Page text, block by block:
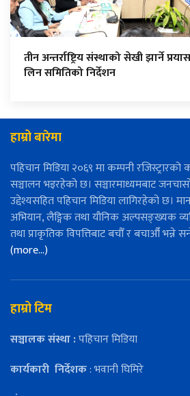
तीन अन्तर्राष्ट्रिय संस्थाको सेखी झार्ने
लिन समितिको निर्देशन
हाम्रो बारेमा
पहिचान मिडिया २०६९ मा कम्पनी रजिस्ट्रारको
सञ्चालन भइरहेको छ। सञ्चारमाध्यमबाट
उद्देश्यसहित पहिचान मिडिया लागिरहेको छ।
अभियान, लैङ्गिक तथा यौनिक अल्पसङ्ख्यक
तथा प्राकृतिक विपत्तिबाट बचौँ र बचाऔँ भन्ने
(more…)
हाम्रो टिम
सञ्चालक संस्था :पहिचान मिडिया
कार्यकारी निर्देशक: भवानी घिमिरे